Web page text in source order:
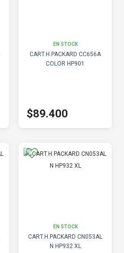
EN STOCK
CART.H.PACKARD CC656A
COLOR HP901
$89.400
EN STOCK
CART.H.PACKARD CN053AL
N HP932 XL